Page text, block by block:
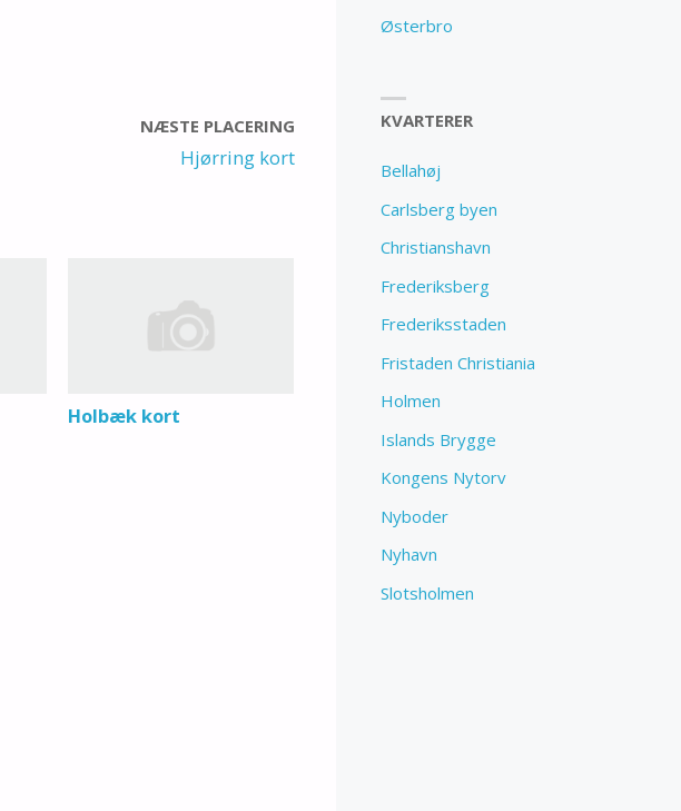
NÆSTE PLACERING
Hjørring kort
Holbæk kort
Østerbro
KVARTERER
Bellahøj
Carlsberg byen
Christianshavn
Frederiksberg
Frederiksstaden
Fristaden Christiania
Holmen
Islands Brygge
Kongens Nytorv
Nyboder
Nyhavn
Slotsholmen